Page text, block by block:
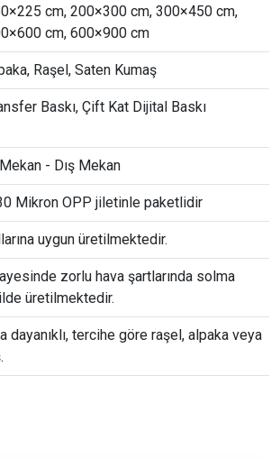
cm, 200×300 cm, 300×450 cm,
cm, 600×900 cm
Raşel, Saten Kumaş
Baskı, Çift Kat Dijital Baskı
- Dış Mekan
Mikron OPP jiletinle paketlidir
uygun üretilmektedir.
zorlu hava şartlarında solma
üretilmektedir.
dayanıklı, tercihe göre raşel, alpaka veya